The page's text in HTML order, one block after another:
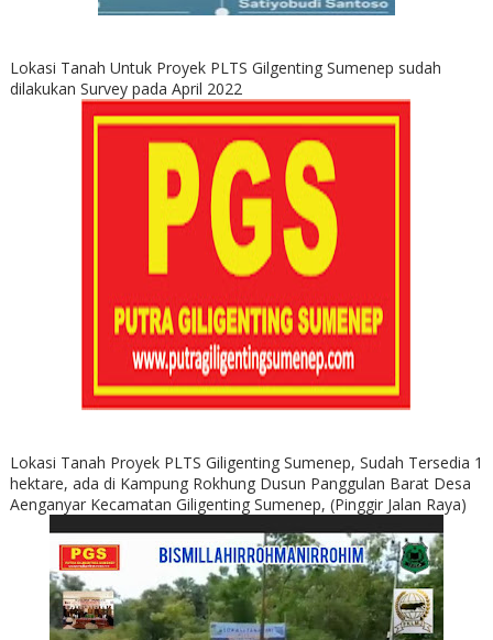
Lokasi Tanah Untuk Proyek PLTS Gilgenting Sumenep sudah
dilakukan Survey pada April 2022
Lokasi Tanah Proyek PLTS Giligenting Sumenep, Sudah Tersedia 1
hektare, ada di Kampung Rokhung Dusun Panggulan Barat Desa
Aenganyar Kecamatan Giligenting Sumenep, (Pinggir Jalan Raya)